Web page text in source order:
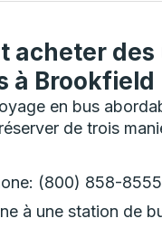
acheter
à Brookfield
en bus
de trois
: (800) 858-8555
à une station de